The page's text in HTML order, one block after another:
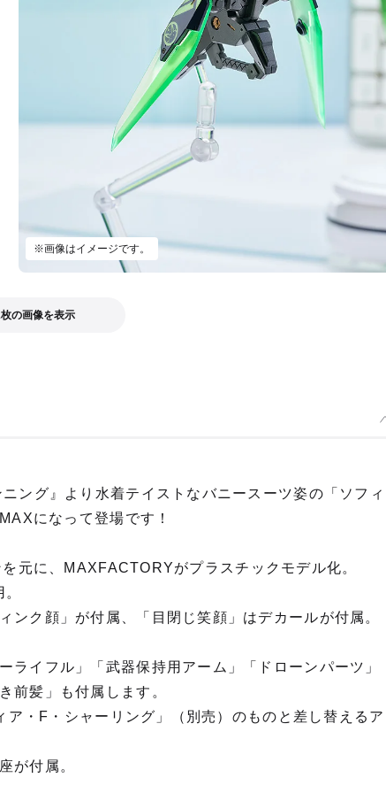
※画像はイメージです。
の画像を表示
ング』より水着テイストなバニースーツ姿の「ソフィ
になって登場です！
元に、MAXFACTORYがプラスチックモデル化。
ク顔」が付属、「目閉じ笑顔」はデカールが付属。
イフル」「武器保持用アーム」「ドローンパーツ」
前髪」も付属します。
・F・シャーリング」（別売）のものと差し替えるア
が付属。